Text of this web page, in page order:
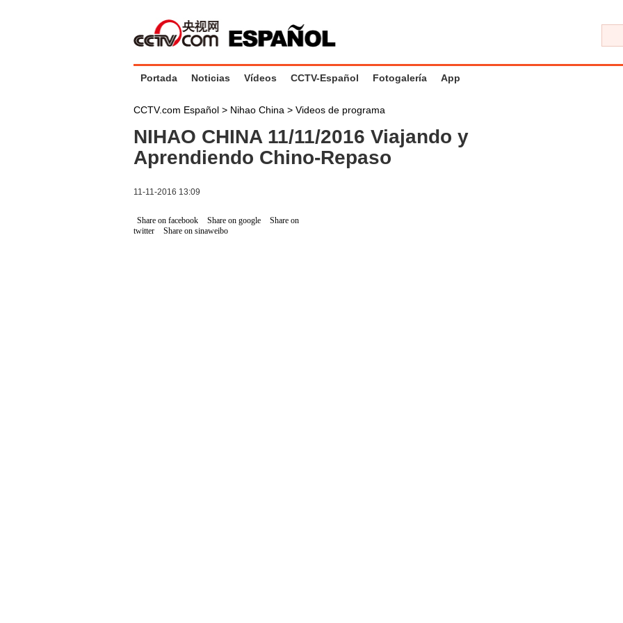
Portada Noticias Vídeos CCTV-Español Fotogalería App
CCTV.com Español > Nihao China > Videos de programa
NIHAO CHINA 11/11/2016 Viajando y
Aprendiendo Chino-Repaso
11-11-2016 13:09
Share on facebook Share on google
Share on
twitter
Share on sinaweibo